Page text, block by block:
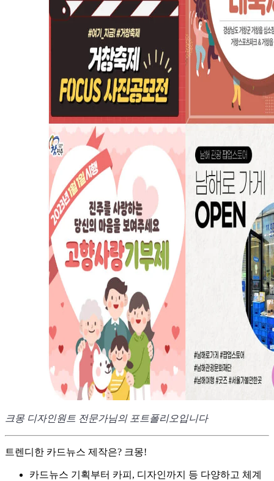
크몽 디자인원트 전문가님의 포트폴리오입니다
트렌디한 카드뉴스 제작은? 크몽!
카드뉴스 기획부터 카피, 디자인까지 등 다양하고 체계